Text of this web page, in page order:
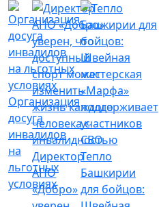
Организация
досуга
инвалидов
на
льготных
условиях
Директор
АНО
«Добро»
Тепло
Башкирии
для бойцов: